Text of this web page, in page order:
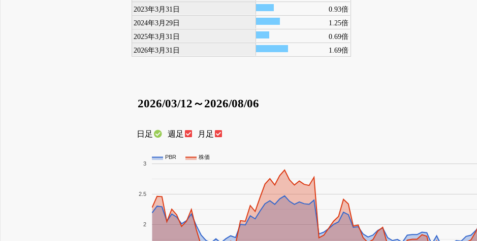
2023年3月31日
0.93倍
2024年3月29日
1.25倍
2025年3月31日
0.69倍
2026年3月31日
1.69倍
2026/03/12～2026/08/06
日足 週足 月足
PBR 株価
2
2.5
3